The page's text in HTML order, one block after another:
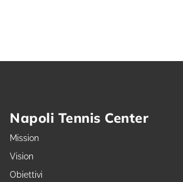
Napoli Tennis Center
Mission
Vision
Obiettivi